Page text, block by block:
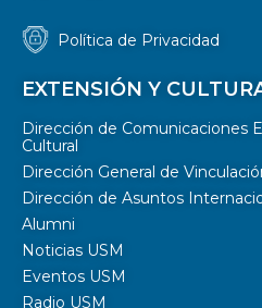
Política de Privacidad
EXTENSIÓN Y
Dirección de Comunicaciones
Cultural
Dirección General de
Dirección de Asuntos
Alumni
Noticias USM
Eventos USM
Radio USM